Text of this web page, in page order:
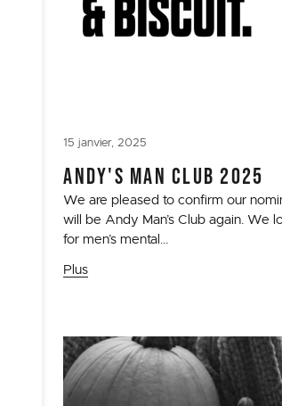
15 janvier, 2025
ANDY'S MAN CLUB 2025
We are pleased to confirm our
will be Andy Man’s Club again. We
for men’s mental...
Plus